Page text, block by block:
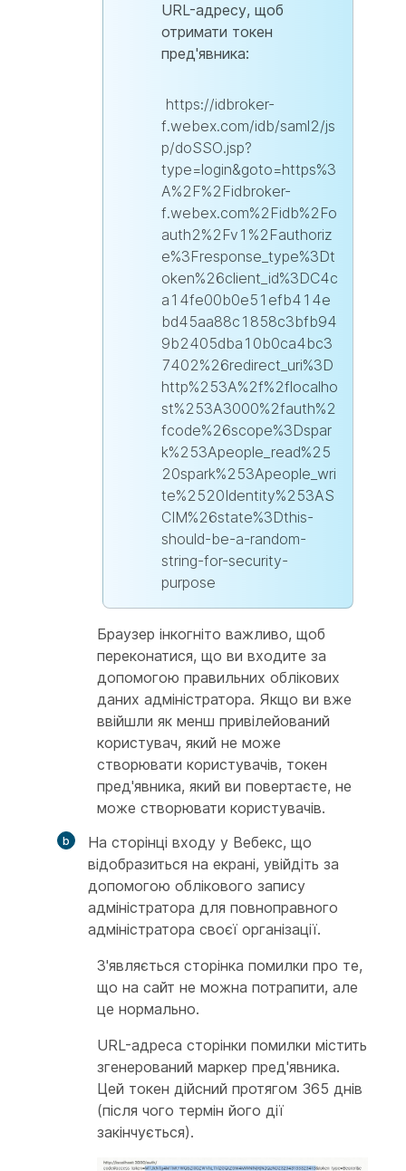
URL-адресу, щоб
отримати токен
пред'явника:
https://idbroker-
f.webex.com/idb/saml2/js
p/doSSO.jsp?
type=login&goto=https%3
A%2F%2Fidbroker-
f.webex.com%2Fidb%2Fo
auth2%2Fv1%2Fauthoriz
e%3Fresponse_type%3Dt
oken%26client_id%3DC4c
a14fe00b0e51efb414e
bd45aa88c1858c3bfb94
9b2405dba10b0ca4bc3
7402%26redirect_uri%3D
http%253A%2f%2flocalho
st%253A3000%2fauth%2
fcode%26scope%3Dspar
k%253Apeople_read%25
20spark%253Apeople_wri
te%2520Identity%253AS
CIM%26state%3Dthis-
should-be-a-random-
string-for-security-
purpose
Браузер інкогніто важливо, щоб
переконатися, що ви входите за
допомогою правильних облікових
даних адміністратора. Якщо ви вже
ввійшли як менш привілейований
користувач, який не може
створювати користувачів, токен
пред'явника, який ви повертаєте, не
може створювати користувачів.
На сторінці входу у Вебекс, що
відобразиться на екрані, увійдіть за
допомогою облікового запису
адміністратора для повноправного
адміністратора своєї організації.
З'являється сторінка помилки про те,
що на сайт не можна потрапити, але
це нормально.
URL-адреса сторінки помилки містить
згенерований маркер пред'явника.
Цей токен дійсний протягом 365 днів
(після чого термін його дії
закінчується).